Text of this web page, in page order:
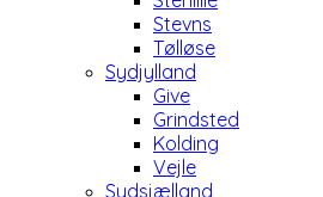
Stevns
Tølløse
Sydjylland
Give
Grindsted
Kolding
Vejle
Sydsjælland